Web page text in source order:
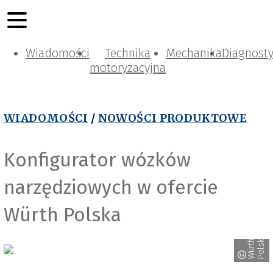
Wiadomości
Technika
motoryzacyjna
Mechanika
WIADOMOŚCI / NOWOŚCI PRODUKTOWE
Konfigurator wózków
narzędziowych w ofercie
Würth Polska
W
ü
r
t
h
P
o
l
s
ka